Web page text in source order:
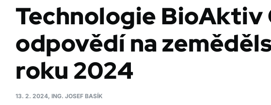
Technologie BioAktiv
odpovědí na
roku 2024
13. 2. 2024, ING. JOSEF BASÍK